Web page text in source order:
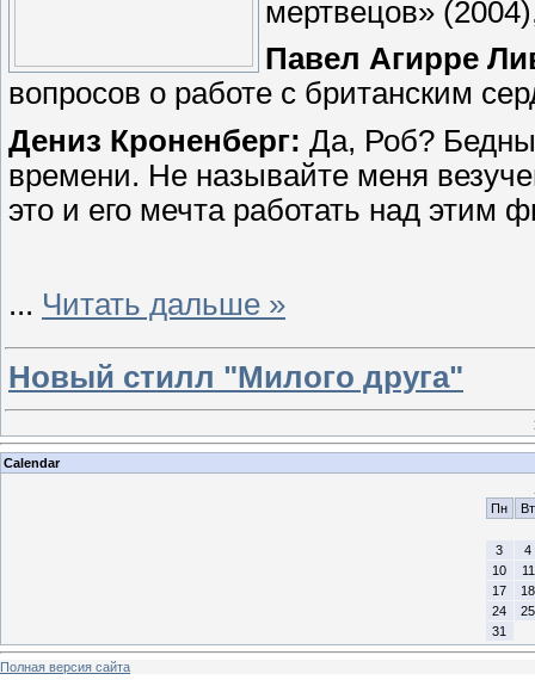
мертвецов»
Павел Агирре
вопросов о работе с британским
Дениз Кроненберг: Да, Роб?
времени. Не называйте меня
это и его мечта работать над
... Читать дальше »
Новый стилл "Милого друга"
Calendar
Пн
Вт
3
4
10
11
17
18
24
25
31
Полная версия сайта